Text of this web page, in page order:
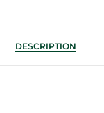
DESCRIPTION